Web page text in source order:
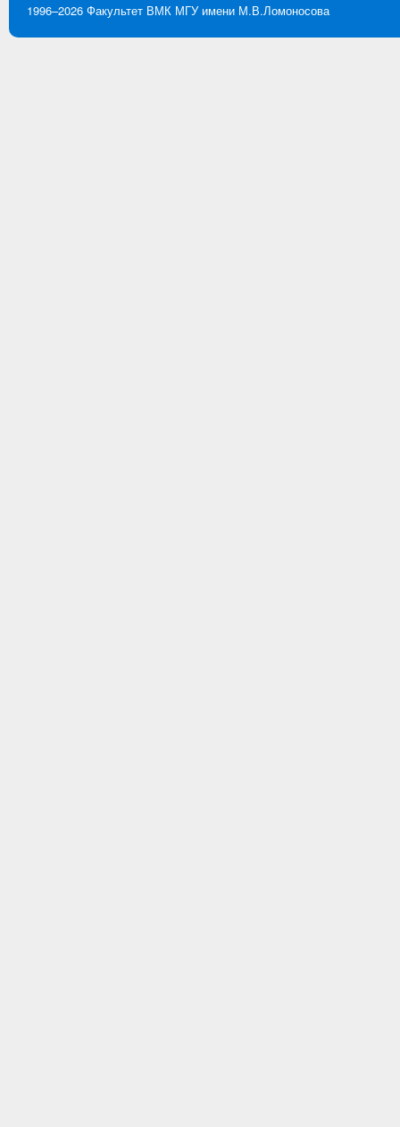
1996–2026 Факультет ВМК МГУ имени М.В.Ломоносова